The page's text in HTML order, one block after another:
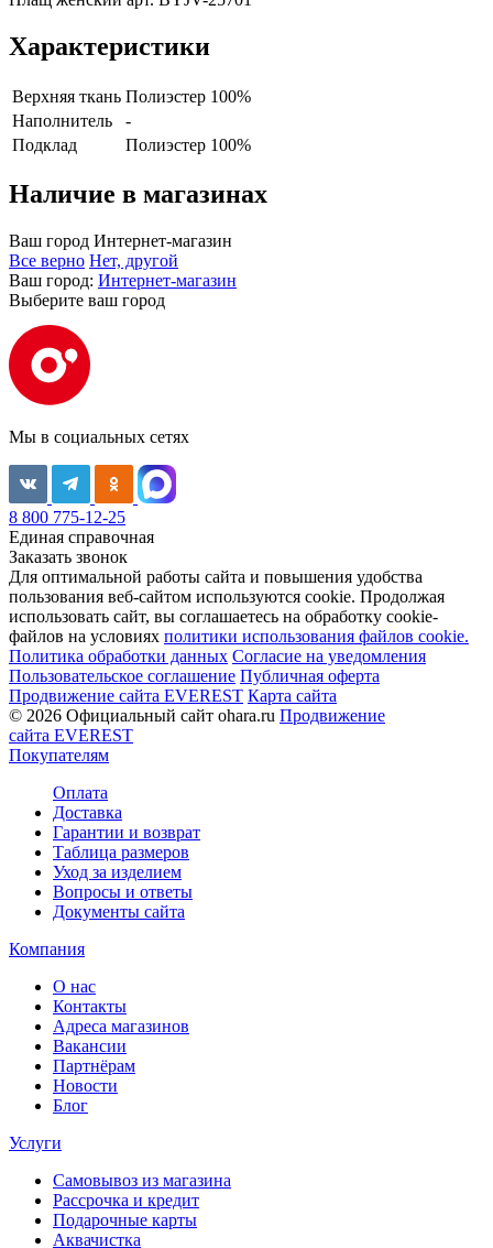
Характеристики
Верхняя ткань Полиэстер 100%
Наполнитель
-
Подклад
Полиэстер 100%
Наличие в магазинах
Ваш город Интернет-магазин
Все верно Нет, другой
Ваш город: Интернет-магазин
Выберите ваш город
Мы в социальных сетях
8 800 775-12-25
Единая справочная
Заказать звонок
Для оптимальной работы сайта и повышения удобства
пользования веб-сайтом используются cookie. Продолжая
использовать сайт, вы соглашаетесь на обработку cookie-
файлов на условиях политики использования файлов cookie.
Политика обработки данных Согласие на уведомления
Пользовательское соглашение Публичная оферта
Продвижение сайта EVEREST Карта сайта
© 2026 Официальный сайт ohara.ru Продвижение
сайта EVEREST
Покупателям
Оплата
Доставка
Гарантии и возврат
Таблица размеров
Уход за изделием
Вопросы и ответы
Документы сайта
Компания
О нас
Контакты
Адреса магазинов
Вакансии
Партнёрам
Новости
Блог
Услуги
Самовывоз из магазина
Рассрочка и кредит
Подарочные карты
Аквачистка